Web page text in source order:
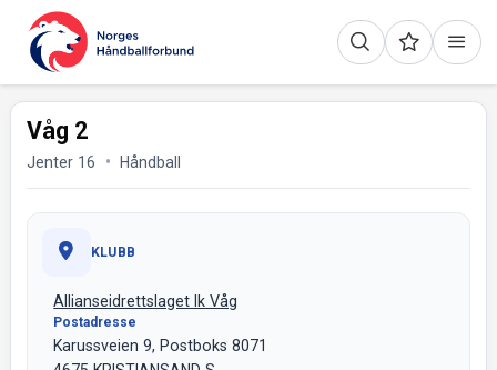
Våg 2
Jenter 16 Håndball
KLUBB
Allianseidrettslaget Ik Våg
Postadresse
Karussveien 9, Postboks 8071